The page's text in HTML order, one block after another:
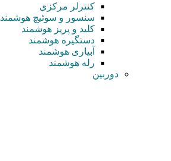
کنترلر مرکزی
سنسور و سوئیچ هوشمند
کلید و پریز هوشمند
دستگیره هوشمند
آبیاری هوشمند
رله هوشمند
دوربین